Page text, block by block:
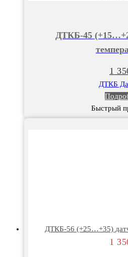
ДТКБ-45
1
ДТКБ
Быстрый
ДТКБ-56 (+25…+35)
1